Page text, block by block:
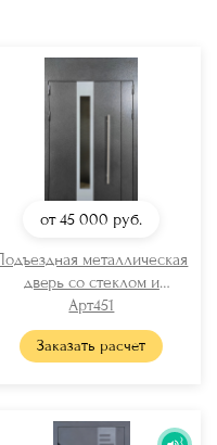
от 45 000 руб.
металлическая
дверь со стеклом и
длинной ручкой
Арт451
Заказать расчет